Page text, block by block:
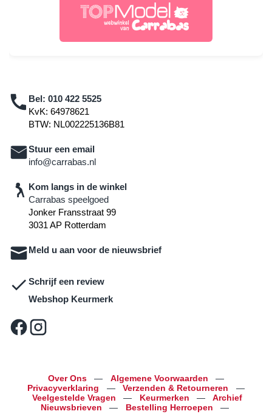
Bel: 010 422 5525
KvK: 64978621
BTW: NL002225136B81
Stuur een email
info@carrabas.nl
Kom langs in de winkel
Carrabas speelgoed
Jonker Fransstraat 99
3031 AP Rotterdam
Meld u aan voor de nieuwsbrief
Schrijf een review
Webshop Keurmerk
Over Ons — Algemene Voorwaarden
—
Privacyverklaring
— Verzenden & Retourneren
—
Veelgestelde Vragen
— Keurmerken —
Archief
Nieuwsbrieven
— Bestelling Herroepen
—